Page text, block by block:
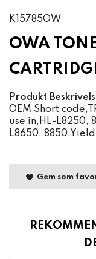
K15785OW
OWA
Produkt
OEM Short
use in,HL-L8250,
L8650,
Gem som